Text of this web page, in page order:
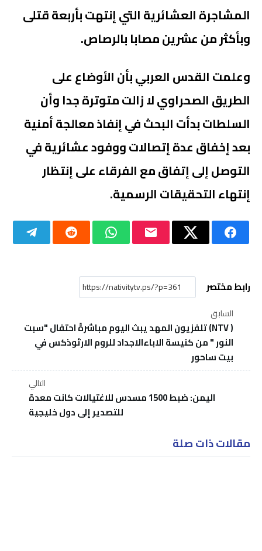
المشاجرة العشائرية التي إنتهت بأربعة قتلى
وبأكثر من عشرين مصابا بالرصاص.
وعلمت القدس العربي بأن الأوضاع على
الطريق الصحراوي لا زالت متوترة جدا وأن
السلطات بدأت البحث في إنفاذ معالجة أمنية
بعد إخفاق عدة إتصالات ووفود عشائرية في
التوصل إلى إتفاق مع الفرقاء على إنتظار
إنتهاء التحقيقات الرسمية.
رابط مختصر
السابق
( NTV) تلفزيون المهد يبث اليوم مباشرةً احتفال "سبت
النور " من كنيسة الاباءالاجداد للروم الارثوذكس في
بيت ساحور
التالي
اليمن: ضبط 1500 مسدس للاغتيالات كانت معدة
للتصدير إلى دول خليجية
مقالات ذات صلة